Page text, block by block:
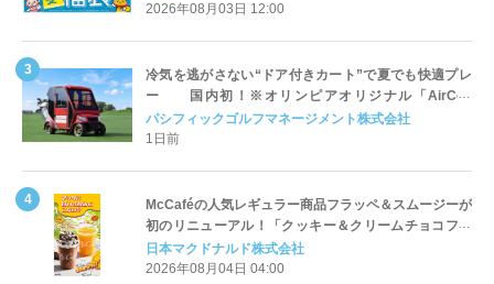
2026年08月03日 12:00
冷気を逃がさない“ドア付きカート”で夏でも快適プレ
ー 国内初！※オリンピアオリジナル「AirCon
Cart（エアコンカート）」導入 | ＰＧＭ
パシフィックゴルフマネージメント株式会社
1日前
McCaféの人気レギュラー商品フラッペ＆スムージーが
初のリニューアル！「クッキー＆クリームチョコフラ
ッペ」「マンゴースムージー」8月5日（水）から販売
開始
日本マクドナルド株式会社
2026年08月04日 04:00